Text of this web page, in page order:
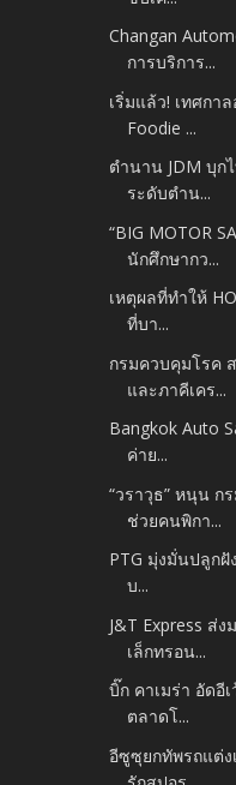
Changan
การบริการ...
เริ่มแล้ว! เทศกา
Foodie ...
ตำนาน JDM บุก
ระดับตำน...
“BIG MOTOR
นักศึกษากว...
เหตุผลที่ทำให้
ที่บา...
กรมควบคุมโรค
และภาคีเคร...
Bangkok Auto
ค่าย...
“วราวุธ” หนุน ก
ช่วยคนพิกา...
PTG มุ่งมั่นปลูกฝั
บ...
J&T Express ส่
เล็กทรอน...
บิ๊ก คาเมร่า อัดอี
ตลาดโ...
อีซูซุยกทัพรถแต่ง